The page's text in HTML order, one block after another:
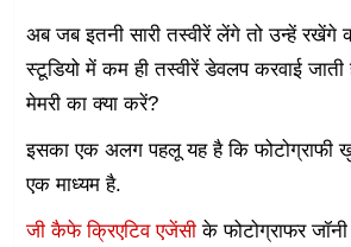
अब जब इतनी सारी तस्वीरें लेंगे तो उन्हें
स्टूडियो में कम ही तस्वीरें डेवलप करवाई
मेमरी का क्या करें?
इसका एक अलग पहलू यह है कि फोटोग्राफी
एक माध्यम है.
जी कैफे क्रिएटिव एजेंसी के फोटोग्राफर